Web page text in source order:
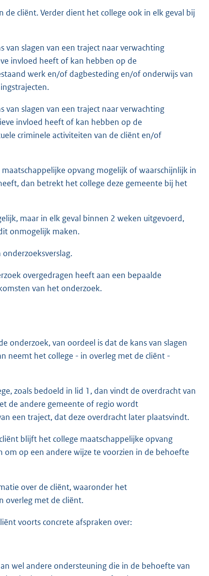
cliënt. Verder dient het college ook in elk geval bij
slagen van een traject naar verwachting
invloed heeft of kan hebben op de
werk en/of dagbesteding en/of onderwijs van
slagen van een traject naar verwachting
invloed heeft of kan hebben op de
criminele activiteiten van de cliënt en/of
opvang mogelijk of waarschijnlijk in
dan betrekt het college deze gemeente bij het
maar in elk geval binnen 2 weken uitgevoerd,
onmogelijk maken.
overgedragen heeft aan een bepaalde
van het onderzoek.
onderzoek, van oordeel is dat de kans van slagen
neemt het college - in overleg met de cliënt -
zoals bedoeld in lid 1, dan vindt de overdracht van
de andere gemeente of regio wordt
een traject, dat deze overdracht later plaatsvindt.
blijft het college maatschappelijke opvang
op een andere wijze te voorzien in de behoefte
over de cliënt, waaronder het
overleg met de cliënt.
voorts concrete afspraken over:
wel andere ondersteuning die in de behoefte van